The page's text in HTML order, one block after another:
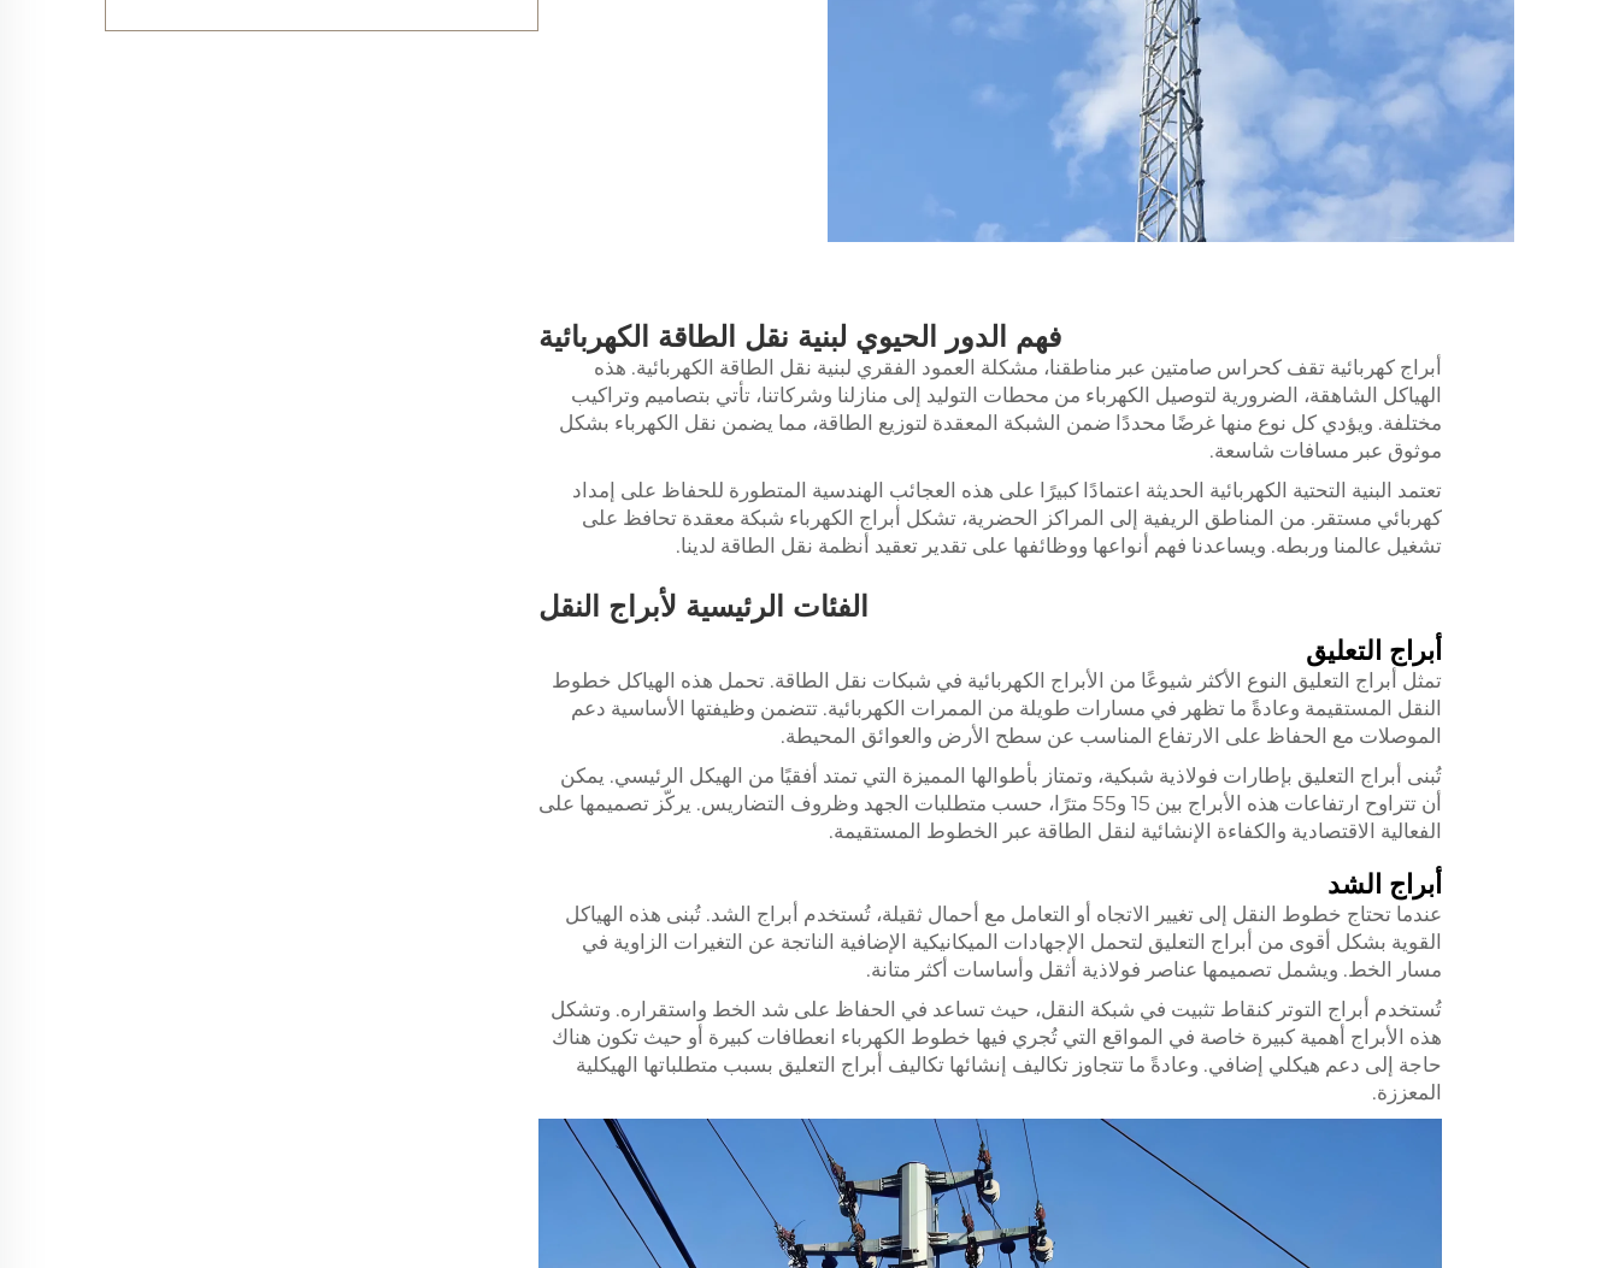
فهم الدور الحيوي لبنية نقل الطاقة الكهربائية
أبراج كهربائية تقف كحراس صامتين عبر مناطقنا، مشكلة العمود الفقري لبنية نقل الطاقة الكهربائية. هذه
الهياكل الشاهقة، الضرورية لتوصيل الكهرباء من محطات التوليد إلى منازلنا وشركاتنا، تأتي بتصاميم وتراكيب
مختلفة. ويؤدي كل نوع منها غرضًا محددًا ضمن الشبكة المعقدة لتوزيع الطاقة، مما يضمن نقل الكهرباء بشكل
موثوق عبر مسافات شاسعة.
تعتمد البنية التحتية الكهربائية الحديثة اعتمادًا كبيرًا على هذه العجائب الهندسية المتطورة للحفاظ على إمداد
كهربائي مستقر. من المناطق الريفية إلى المراكز الحضرية، تشكل أبراج الكهرباء شبكة معقدة تحافظ على
تشغيل عالمنا وربطه. ويساعدنا فهم أنواعها ووظائفها على تقدير تعقيد أنظمة نقل الطاقة لدينا.
الفئات الرئيسية لأبراج النقل
أبراج التعليق
تمثل أبراج التعليق النوع الأكثر شيوعًا من الأبراج الكهربائية في شبكات نقل الطاقة. تحمل هذه الهياكل خطوط
النقل المستقيمة وعادةً ما تظهر في مسارات طويلة من الممرات الكهربائية. تتضمن وظيفتها الأساسية دعم
الموصلات مع الحفاظ على الارتفاع المناسب عن سطح الأرض والعوائق المحيطة.
تُبنى أبراج التعليق بإطارات فولاذية شبكية، وتمتاز بأطوالها المميزة التي تمتد أفقيًا من الهيكل الرئيسي. يمكن
أن تتراوح ارتفاعات هذه الأبراج بين 15 و55 مترًا، حسب متطلبات الجهد وظروف التضاريس. يركّز تصميمها على
الفعالية الاقتصادية والكفاءة الإنشائية لنقل الطاقة عبر الخطوط المستقيمة.
أبراج الشد
عندما تحتاج خطوط النقل إلى تغيير الاتجاه أو التعامل مع أحمال ثقيلة، تُستخدم أبراج الشد. تُبنى هذه الهياكل
القوية بشكل أقوى من أبراج التعليق لتحمل الإجهادات الميكانيكية الإضافية الناتجة عن التغيرات الزاوية في
مسار الخط. ويشمل تصميمها عناصر فولاذية أثقل وأساسات أكثر متانة.
تُستخدم أبراج التوتر كنقاط تثبيت في شبكة النقل، حيث تساعد في الحفاظ على شد الخط واستقراره. وتشكل
هذه الأبراج أهمية كبيرة خاصة في المواقع التي تُجري فيها خطوط الكهرباء انعطافات كبيرة أو حيث تكون هناك
حاجة إلى دعم هيكلي إضافي. وعادةً ما تتجاوز تكاليف إنشائها تكاليف أبراج التعليق بسبب متطلباتها الهيكلية
المعززة.